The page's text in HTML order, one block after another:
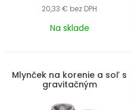
20,33 € bez DPH
Na sklade
Mlynček na korenie a soľ s
gravitačným
Leonardo Collection